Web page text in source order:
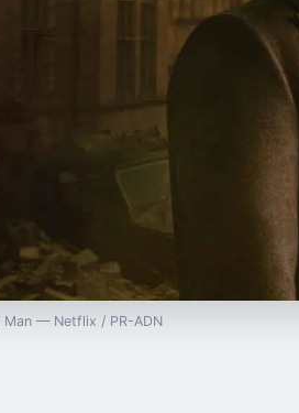
Man — Netflix / PR-ADN